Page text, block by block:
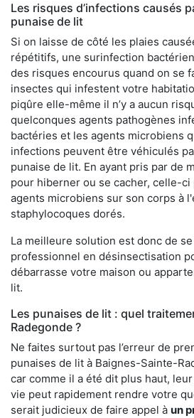
Les risques d’infections causés
punaise de lit
Si on laisse de côté les plaies
répétitifs, une surinfection
des risques encourus quand on se
insectes qui infestent votre
piqûre elle-même il n’y a aucun
quelconques agents pathogènes
bactéries et les agents microbiens
infections peuvent être véhiculés
punaise de lit. En ayant pris par de
pour hiberner ou se cacher, celle-
agents microbiens sur son corps à
staphylocoques dorés.
La meilleure solution est donc de se
professionnel en désinsectisation
débarrasse votre maison ou
lit.
Les punaises de lit : quel
Radegonde ?
Ne faites surtout pas l’erreur de
punaises de lit à Baignes-Sainte-
car comme il a été dit plus haut,
vie peut rapidement rendre votre
serait judicieux de faire appel à un